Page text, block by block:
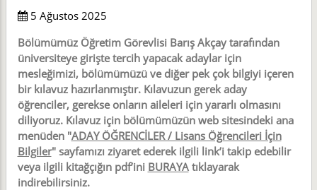
5 Ağustos 2025
Bölümümüz Öğretim Görevlisi Barış Akçay tarafından
üniversiteye girişte tercih yapacak adaylar için
mesleğimizi, bölümümüzü ve diğer pek çok bilgiyi içeren
bir kılavuz hazırlanmıştır. Kılavuzun gerek aday
öğrenciler, gerekse onların aileleri için yararlı olmasını
diliyoruz. Kılavuz için bölümümüzün web sitesindeki ana
menüden "ADAY ÖĞRENCİLER / Lisans Öğrencileri İçin
Bilgiler" sayfamızı ziyaret ederek ilgili link’i takip edebilir
veya ilgili kitağçığın pdf’ini BURAYAtıklayarak
indirebilirsiniz.